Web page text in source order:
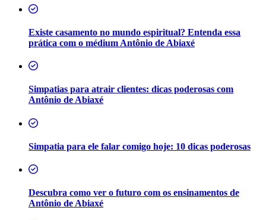
Existe casamento no mundo espiritual? Entenda essa
prática com o médium Antônio de Abiaxé
Simpatias para atrair clientes: dicas poderosas com
Antônio de Abiaxé
Simpatia para ele falar comigo hoje: 10 dicas poderosas
Descubra como ver o futuro com os ensinamentos de
Antônio de Abiaxé